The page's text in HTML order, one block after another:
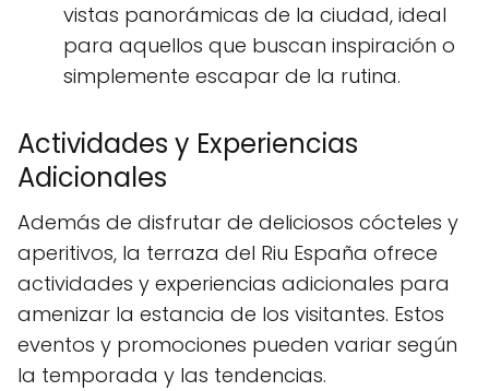
vistas panorámicas de la ciudad, ideal
para aquellos que buscan inspiración o
simplemente escapar de la rutina.
Actividades y Experiencias
Adicionales
Además de disfrutar de deliciosos cócteles y
aperitivos, la terraza del Riu España ofrece
actividades y experiencias adicionales para
amenizar la estancia de los visitantes. Estos
eventos y promociones pueden variar según
la temporada y las tendencias.